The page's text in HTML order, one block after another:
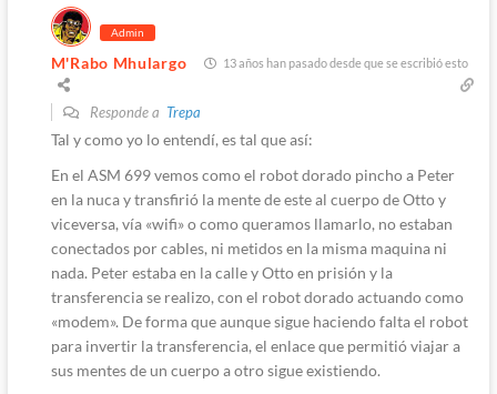
Admin
M'Rabo Mhulargo 13 años han pasado desde que se escribió esto
Responde a Trepa
Tal y como yo lo entendí, es tal que así:
En el ASM 699 vemos como el robot dorado pincho a Peter
en la nuca y transfirió la mente de este al cuerpo de Otto y
viceversa, vía «wifi» o como queramos llamarlo, no estaban
conectados por cables, ni metidos en la misma maquina ni
nada. Peter estaba en la calle y Otto en prisión y la
transferencia se realizo, con el robot dorado actuando como
«modem». De forma que aunque sigue haciendo falta el robot
para invertir la transferencia, el enlace que permitió viajar a
sus mentes de un cuerpo a otro sigue existiendo.